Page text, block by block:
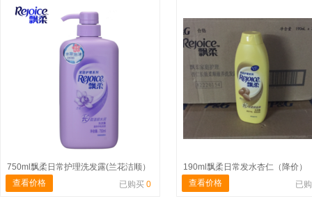
750ml飘柔日常护理洗发露(兰花洁顺）
查看价格
已购买 0
190ml飘柔日常发水杏仁（降价）
查看价格
已